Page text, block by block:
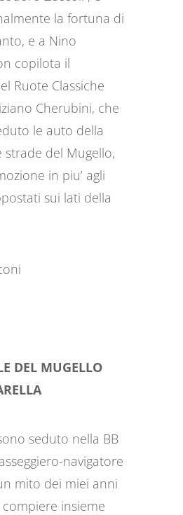
la fortuna di
e a Nino
copilota il
Ruote Classiche
Cherubini, che
le auto della
strade del Mugello,
in piu’ agli
sui lati della
DEL MUGELLO
seduto nella BB
navigatore
mito dei miei anni
insieme